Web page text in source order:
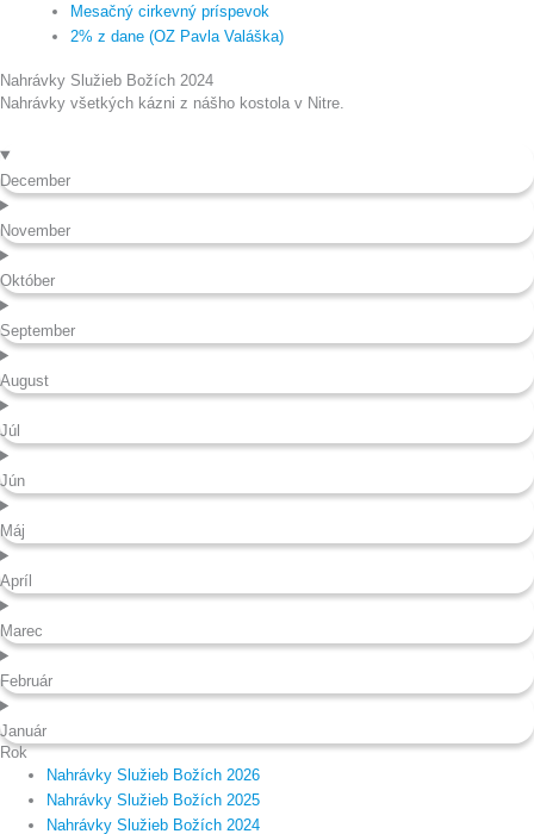
Mesačný cirkevný príspevok
2% z dane (OZ Pavla Valáška)
Nahrávky Služieb Božích 2024
Nahrávky všetkých kázni z nášho kostola v Nitre.
December
November
Október
September
August
Júl
Jún
Máj
Apríl
Marec
Február
Január
Rok
Nahrávky Služieb Božích 2026
Nahrávky Služieb Božích 2025
Nahrávky Služieb Božích 2024